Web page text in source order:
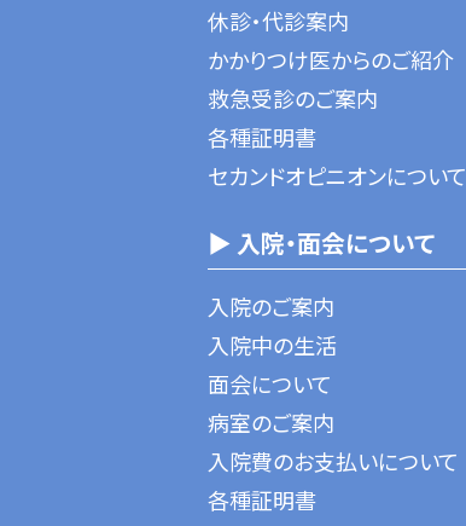
休診・代診案内
かかりつけ医からのご紹介
救急受診のご案内
各種証明書
セカンドオピニオンについて
▶ 入院・面会について
入院のご案内
入院中の生活
面会について
病室のご案内
入院費のお支払いについて
各種証明書